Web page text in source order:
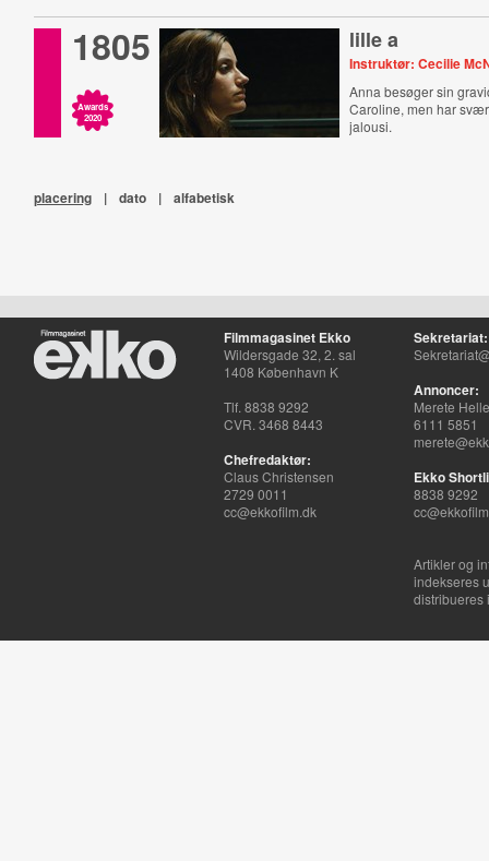
1805
Awards
2020
lille a
Instruktør: Cecilie
Anna besøger sin
Caroline, men har
jalousi.
placering | dato | alfabetisk
Filmmagasinet Ekko
Wildersgade 32, 2. sal
1408 København K
Tlf. 8838 9292
CVR. 3468 8443
Chefredaktør:
Claus Christensen
2729 0011
cc@ekkofilm.dk
Sekretariat:
Annoncer:
Merete
6111 5851
Ekko
8838 9292
Artikler og
indekseres
distribueres